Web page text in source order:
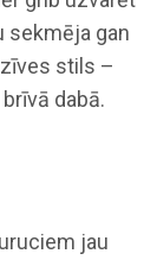
sekmēja gan
stils –
dabā.
jau